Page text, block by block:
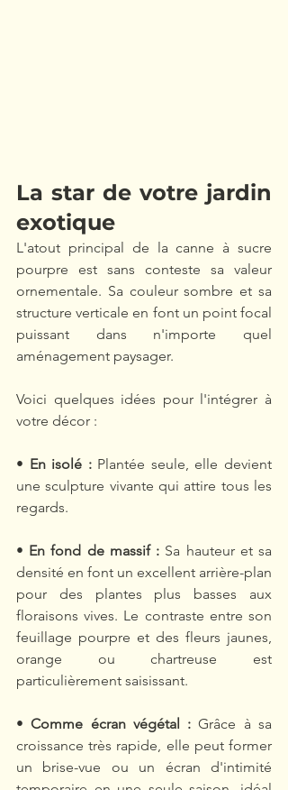
La star de votre jardin
exotique
L'atout principal de la canne à sucre
pourpre est sans conteste sa valeur
ornementale. Sa couleur sombre et sa
structure verticale en font un point focal
puissant dans n'importe quel
aménagement paysager.
Voici quelques idées pour l'intégrer à
votre décor :
• En isolé : Plantée seule, elle devient
une sculpture vivante qui attire tous les
regards.
• En fond de massif : Sa hauteur et sa
densité en font un excellent arrière-plan
pour des plantes plus basses aux
floraisons vives. Le contraste entre son
feuillage pourpre et des fleurs jaunes,
orange ou chartreuse est
particulièrement saisissant.
• Comme écran végétal : Grâce à sa
croissance très rapide, elle peut former
un brise-vue ou un écran d'intimité